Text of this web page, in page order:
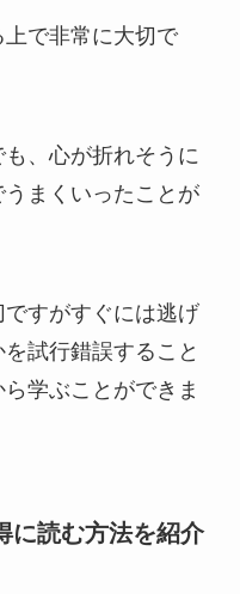
で非常に大切で
、心が折れそうに
まくいったことが
すがすぐには逃げ
試行錯誤すること
学ぶことができま
に読む方法を紹介